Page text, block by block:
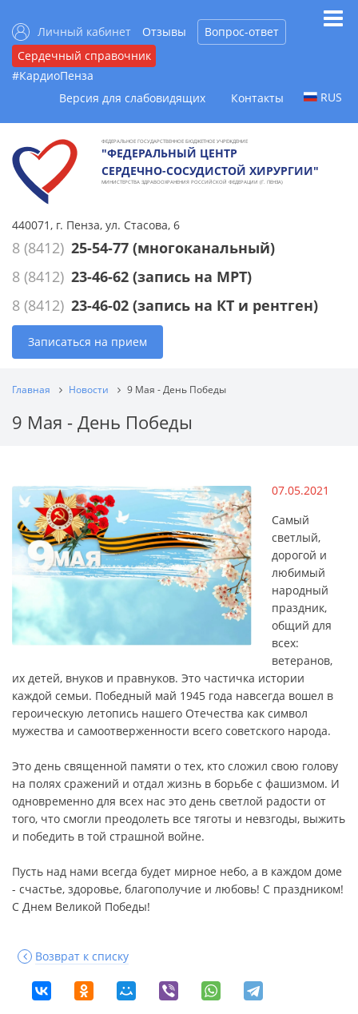
Личный кабинет Отзывы
Вопрос-ответ
Сердечный справочник
#КардиоПенза
Версия для слабовидящих
Контакты RUS
ФЕДЕРАЛЬНОЕ ГОСУДАРСТВЕННОЕ БЮДЖЕТНОЕ УЧРЕЖДЕНИЕ
"ФЕДЕРАЛЬНЫЙ ЦЕНТР
СЕРДЕЧНО-СОСУДИСТОЙ ХИРУРГИИ"
МИНИСТЕРСТВА ЗДРАВООХРАНЕНИЯ РОССИЙСКОЙ ФЕДЕРАЦИИ (Г. ПЕНЗА)
440071, г. Пенза, ул. Стасова, 6
8 (8412) 25-54-77 (многоканальный)
8 (8412) 23-46-62 (запись на МРТ)
8 (8412) 23-46-02 (запись на КТ и рентген)
Записаться на прием
Главная Новости 9 Мая - День Победы
9 Мая - День Победы
07.05.2021
Самый
светлый,
дорогой и
любимый
народный
праздник,
общий для
всех:
ветеранов,
их детей, внуков и правнуков. Это частичка истории
каждой семьи. Победный май 1945 года навсегда вошел в
героическую летопись нашего Отечества как символ
мужества и самоотверженности всего советского народа.
Это день священной памяти о тех, кто сложил свою голову
на полях сражений и отдал жизнь в борьбе с фашизмом. И
одновременно для всех нас это день светлой радости от
того, что смогли преодолеть все тяготы и невзгоды, выжить
и победить в той страшной войне.
Пусть над нами всегда будет мирное небо, а в каждом доме
- счастье, здоровье, благополучие и любовь! С праздником!
С Днем Великой Победы!
Возврат к списку